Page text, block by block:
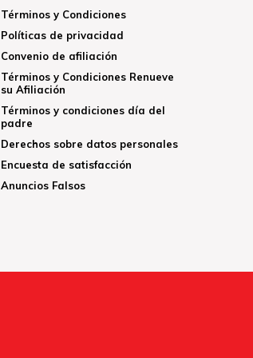
Términos y Condiciones
Políticas de privacidad
Convenio de afiliación
Términos y Condiciones Renueve
su Afiliación
Términos y condiciones día del
padre
Derechos sobre datos personales
Encuesta de satisfacción
Anuncios Falsos